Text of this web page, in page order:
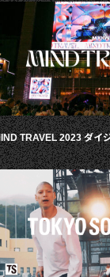
TRAVEL 2023 ダイ